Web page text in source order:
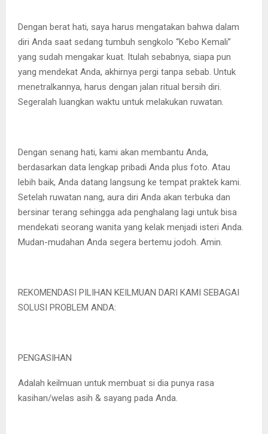
Dengan berat hati, saya harus mengatakan bahwa dalam
diri Anda saat sedang tumbuh sengkolo “Kebo Kemali”
yang sudah mengakar kuat. Itulah sebabnya, siapa pun
yang mendekat Anda, akhirnya pergi tanpa sebab. Untuk
menetralkannya, harus dengan jalan ritual bersih diri.
Segeralah luangkan waktu untuk melakukan ruwatan.
Dengan senang hati, kami akan membantu Anda,
berdasarkan data lengkap pribadi Anda plus foto. Atau
lebih baik, Anda datang langsung ke tempat praktek kami.
Setelah ruwatan nang, aura diri Anda akan terbuka dan
bersinar terang sehingga ada penghalang lagi untuk bisa
mendekati seorang wanita yang kelak menjadi isteri Anda.
Mudan-mudahan Anda segera bertemu jodoh. Amin.
REKOMENDASI PILIHAN KEILMUAN DARI KAMI SEBAGAI
SOLUSI PROBLEM ANDA:
PENGASIHAN
Adalah keilmuan untuk membuat si dia punya rasa
kasihan/welas asih & sayang pada Anda.